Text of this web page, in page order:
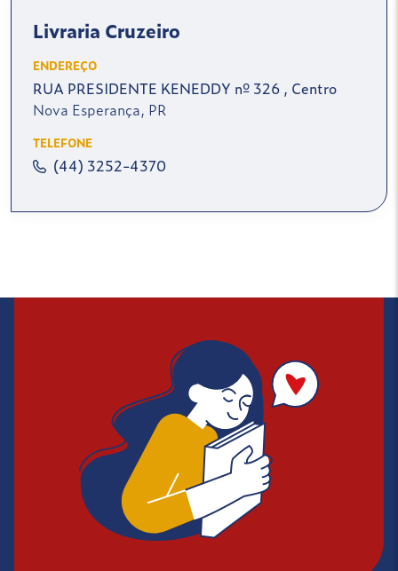
Livraria Cruzeiro
ENDEREÇO
RUA PRESIDENTE KENEDDY nº 326 , Centro
Nova Esperança, PR
TELEFONE
(44) 3252-4370